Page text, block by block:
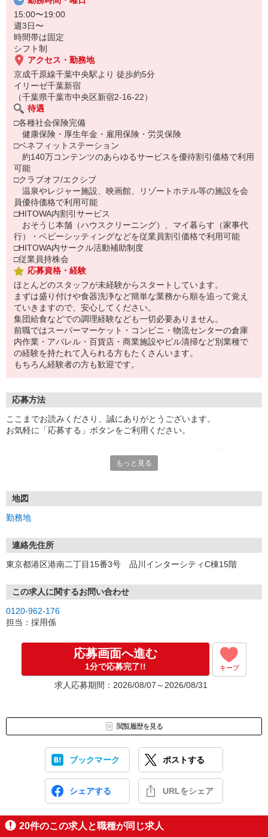
15:00〜19:00
週3日〜
時間帯は固定
シフト制
アクセス・勤務地
京成千原線千葉中央駅より 徒歩約5分
イリーゼ千葉新宿
（千葉県千葉市中央区新宿2-16-22）
待遇
□各種社会保険完備
健康保険・厚生年金・雇用保険・労災保険
□ベネフィットステーション
約140万コンテンツのあらゆるサービスを優待割引価格で利用
可能
□クラブオフ/エクシブ
温泉やレジャー施設、映画館、リゾートホテル等の施設を会
員優待価格で利用可能
□HITOWA内割引サービス
おそうじ本舗（ハウスクリーニング）、マイ暮らす（家事代
行）・ベビーシッティングなどを従業員割引価格で利用可能
□HITOWA内サークル活動補助制度
□従業員持株会
応募資格・経験
ほとんどのスタッフが未経験からスタートしています。
まずは盛り付けや食器洗浄など簡単な業務から順を追って覚え
ていきますので、安心してください。
集団給食などでの調理経験なども一切必要ありません。
前職ではスーパーマーケット・コンビニ・物流センターの倉庫
内作業・アパレル・百貨店・商業施設やビル清掃など別業種で
の経験を持たれて入られる方もたくさんいます。
もちろん経験者の方も歓迎です。
応募方法
ここまでお読みくださり、誠にありがとうございます。
お気軽に「応募する」ボタンをご利用ください。
お電話の際は「イーアイデムを見た」と伝えるとスムーズです。
もっと見る
地図
勤務地
連絡先住所
東京都港区港南二丁目15番3号 品川インターシティC棟15階
この求人に関するお問い合わせ
0120-962-176
担当：採用係
応募画面へ進む
1分で応募完了!! キープ
求人応募期間：2026/08/07～2026/08/31
閲覧履歴を見る
ブックマーク ポストする
シェアする URLをシェア
20件のこの求人と職種が同じ求人